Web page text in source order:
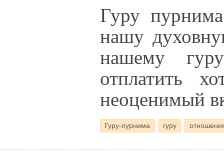
Гуру
нашу
нашему
отплатить
неоценимый
Гуру-пурнима гуру